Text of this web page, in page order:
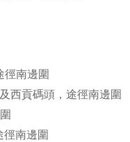
徑南邊圍
西貢碼頭，途徑南邊圍
南邊圍